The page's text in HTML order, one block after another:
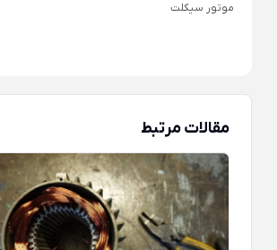
موتور سیکلت
مقالات مرتبط